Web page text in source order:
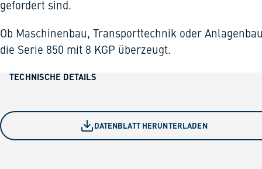
gefordert sind.
Ob Maschinenbau, Transporttechnik oder
die Serie 850 mit 8 KGP überzeugt.
TECHNISCHE DETAILS
DATENBLATT HERUNTERLADEN